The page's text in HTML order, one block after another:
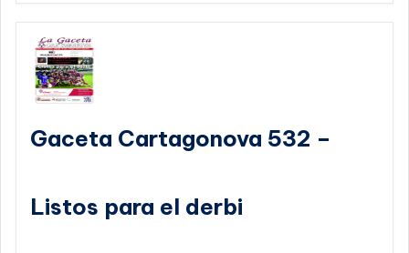
Gaceta Cartagonova 532 –
Listos para el derbi